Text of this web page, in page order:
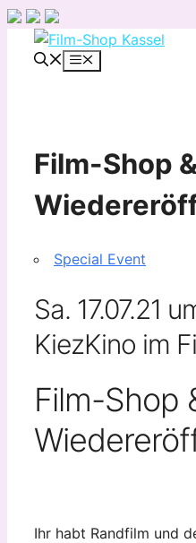
Zum
Inhalt
Menü
Film-Shop
Special Event
Sa. 17.07.21
KiezKino im
Film-Shop
Ihr habt Randfilm und